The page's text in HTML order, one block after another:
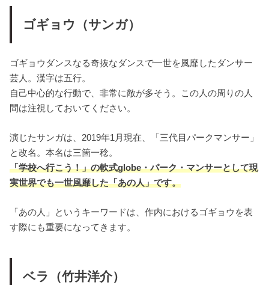
ゴギョウ（サンガ）
ゴギョウダンスなる奇抜なダンスで一世を風靡したダンサー
芸人。漢字は五行。
自己中心的な行動で、非常に敵が多そう。この人の周りの人
間は注視しておいてください。
演じたサンガは、2019年1月現在、「三代目パークマンサー」
と改名。本名は三箇一稔。
「学校へ行こう！」の軟式globe・パーク・マンサーとして現
実世界でも一世風靡した「あの人」です。
「あの人」というキーワードは、作内におけるゴギョウを表
す際にも重要になってきます。
ベラ（竹井洋介）